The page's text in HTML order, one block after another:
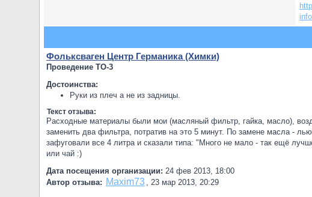
Фольксваген Центр Германика (Химки)
Проведение ТО-3
Достоинства:
Руки из плеч а не из задницы.
Текст отзыва:
Расходные материалы были мои (масляный фильтр, гайка, масло),
заменить два фильтра, потратив на это 5 минут. По замене масла -
зафуговали все 4 литра и сказали типа: "Много не мало - так ещё
или чай :)
Дата посещения организации: 24 фев 2013, 18:00
Автор отзыва: Maxim73 , 23 мар 2013, 20:29